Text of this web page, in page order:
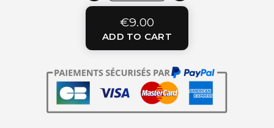
€9.00
ADD TO CART